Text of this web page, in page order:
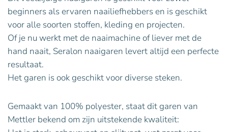
beginners als ervaren naailiefhebbers en is geschikt
voor alle soorten stoffen, kleding en projecten.
Of je nu werkt met de naaimachine of liever met de
hand naait, Seralon naaigaren levert altijd een perfecte
resultaat.
Het garen is ook geschikt voor diverse steken.
Gemaakt van 100% polyester, staat dit garen van
Mettler bekend om zijn uitstekende kwaliteit: